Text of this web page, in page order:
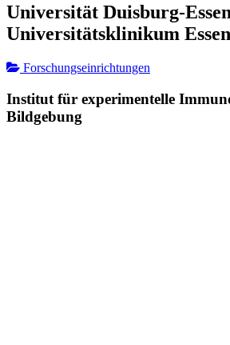
Universität Duisburg-
Universitätsklinikum Essen
Forschungseinrichtungen
Institut für experimentelle
Bildgebung